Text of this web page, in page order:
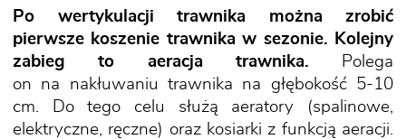
Po wertykulacji trawnika można zrobić
pierwsze koszenie trawnika w sezonie. Kolejny
zabieg to aeracja trawnika. Polega
on na nakłuwaniu trawnika na głębokość 5-10
cm. Do tego celu służą aeratory (spalinowe,
elektryczne, ręczne) oraz kosiarki z funkcją aeracji.